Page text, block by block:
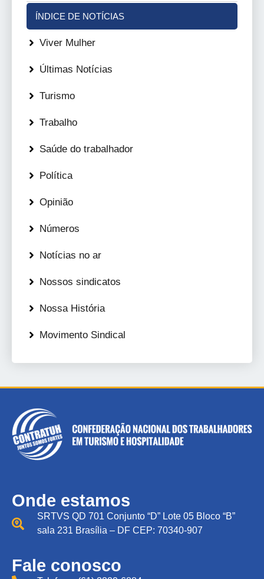
ÍNDICE DE NOTÍCIAS
Viver Mulher
Últimas Notícias
Turismo
Trabalho
Saúde do trabalhador
Política
Opinião
Números
Notícias no ar
Nossos sindicatos
Nossa História
Movimento Sindical
Onde estamos
SRTVS QD 701 Conjunto “D” Lote 05 Bloco “B”
sala 231 Brasília – DF CEP: 70340-907
Fale conosco